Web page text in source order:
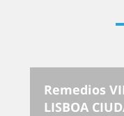
Remedios
LISBOA